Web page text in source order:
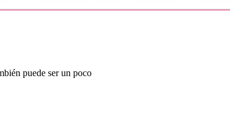
puede ser un poco